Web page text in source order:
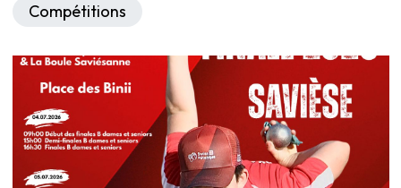
Compétitions